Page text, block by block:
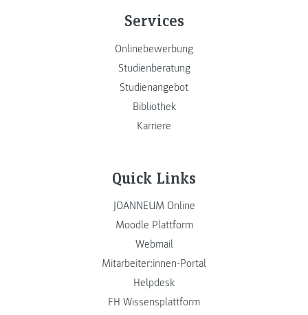
Services
Onlinebewerbung
Studienberatung
Studienangebot
Bibliothek
Karriere
Quick Links
JOANNEUM Online
Moodle Plattform
Webmail
Mitarbeiter:innen-Portal
Helpdesk
FH Wissensplattform